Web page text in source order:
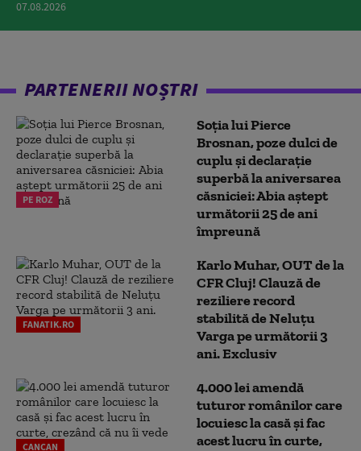
07.08.2026
PARTENERII NOȘTRI
PE ROZ
Soția lui Pierce
Brosnan, poze dulci de
cuplu și declarație
superbă la aniversarea
căsniciei: Abia aștept
următorii 25 de ani
împreună
FANATIK.RO
Karlo Muhar, OUT de la
CFR Cluj! Clauză de
reziliere record
stabilită de Neluțu
Varga pe următorii 3
ani. Exclusiv
CANCAN
4.000 lei amendă
tuturor românilor care
locuiesc la casă și fac
acest lucru în curte,